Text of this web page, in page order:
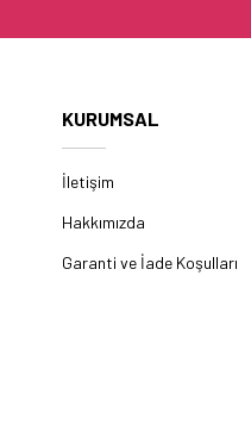
KURUMSAL
İletişim
Hakkımızda
Garanti ve İade Koşulları